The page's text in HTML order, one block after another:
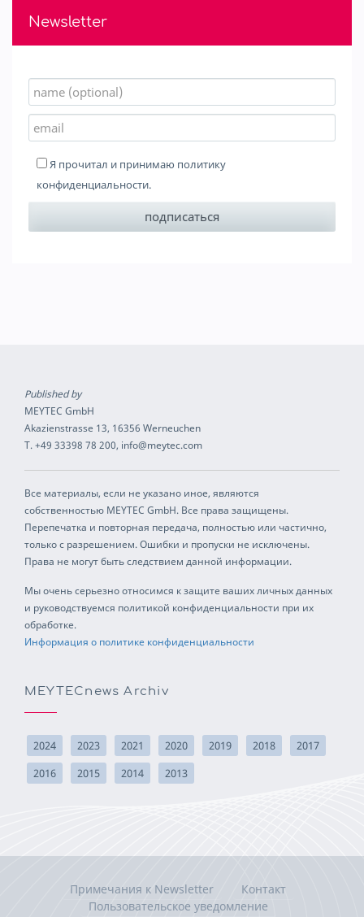
Newsletter
Я прочитал и принимаю политику
конфиденциальности.
Published by
MEYTEC GmbH
Akazienstrasse 13, 16356 Werneuchen
T. +49 33398 78 200, info@meytec.com
Все материалы, если не указано иное, являются
собственностью MEYTEC GmbH. Все права защищены.
Перепечатка и повторная передача, полностью или частично,
только с разрешением. Ошибки и пропуски не исключены.
Права не могут быть следствием данной информации.
Мы очень серьезно относимся к защите ваших личных данных
и руководствуемся политикой конфиденциальности при их
обработке.
Информация о политике конфиденциальности
MEYTECnews Archiv
2024 2023 2021 2020 2019 2018
2017
2016
2015 2014 2013
Примечания к Newsletter
Контакт
Пользовательское уведомление